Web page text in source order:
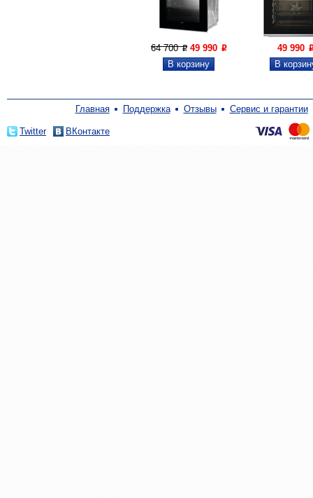
64 700P 49 990 P 49 990 P
Главная Поддержка Отзывы Сервис и гарантии
Twitter ВКонтакте